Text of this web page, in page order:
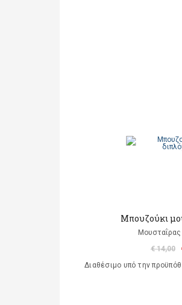
Μπουζούκι
Μουσταΐρας
€ 14,00
Διαθέσιμο υπό την